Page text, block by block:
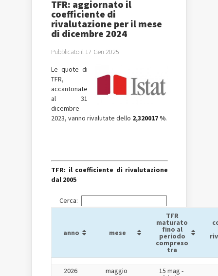
TFR: aggiornato il
coefficiente di
rivalutazione per il mese
di dicembre 2024
Pubblicato il 17 Gen 2025
Le quote di
TFR,
accantonate
al 31
dicembre
2023, vanno rivalutate dello 2,320017 %.
TFR: il coefficiente di rivalutazione
dal 2005
Cerca:
anno mese
TFR
maturato
fino al
periodo
compreso
tra
2026 maggio 15 mag -